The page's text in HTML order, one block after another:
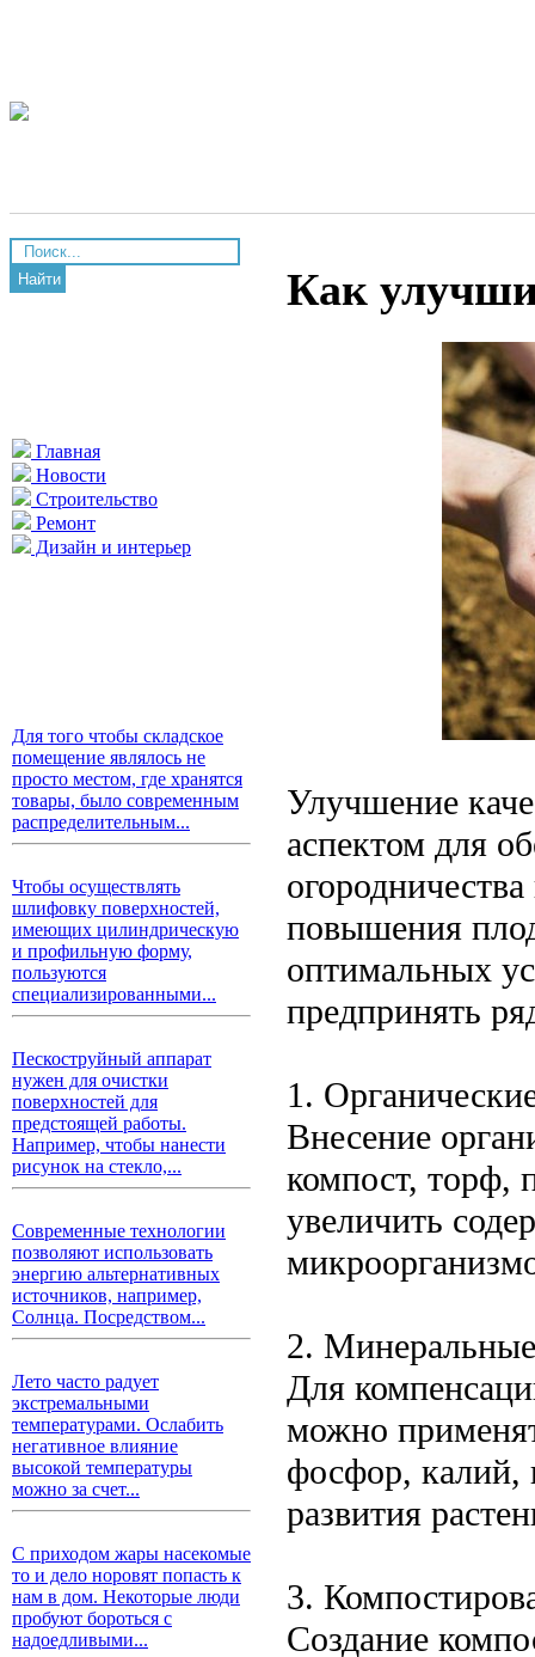
Найти
Главная
Новости
Строительство
Ремонт
Дизайн и интерьер
Для того чтобы складское
помещение являлось не
просто местом, где хранятся
товары, было современным
распределительным...
Чтобы осуществлять
шлифовку поверхностей,
имеющих цилиндрическую
и профильную форму,
пользуются
специализированными...
Пескоструйный аппарат
нужен для очистки
поверхностей для
предстоящей работы.
Например, чтобы нанести
рисунок на стекло,...
Современные технологии
позволяют использовать
энергию альтернативных
источников, например,
Солнца. Посредством...
Лето часто радует
экстремальными
температурами. Ослабить
негативное влияние
высокой температуры
можно за счет...
С приходом жары насекомые
то и дело норовят попасть к
нам в дом. Некоторые люди
пробуют бороться с
надоедливыми...
Как
Улучшение
аспектом для
повышения
оптимальных
предпринять
1.
Внесение
компост, торф,
увеличить
2.
Для
можно
фосфор, калий,
развития
3.
Создание